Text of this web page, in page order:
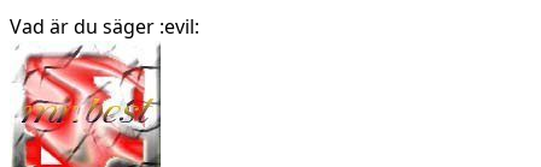
Vad är du säger :evil: